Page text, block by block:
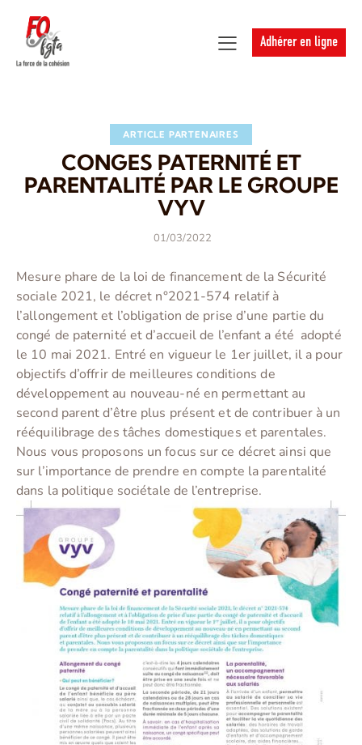
Adhérer en ligne
ARTICLE PARTENAIRES
CONGES PATERNITÉ ET
PARENTALITÉ PAR LE GROUPE
VYV
01/03/2022
Mesure phare de la loi de financement de la Sécurité
sociale 2021, le décret n°2021-574 relatif à
l’allongement et l’obligation de prise d’une partie du
congé de paternité et d’accueil de l’enfant a été adopté
le 10 mai 2021. Entré en vigueur le 1er juillet, il a pour
objectifs d’offrir de meilleures conditions de
développement au nouveau-né en permettant au
second parent d’être plus présent et de contribuer à un
rééquilibrage des tâches domestiques et parentales.
Nous vous proposons un focus sur ce décret ainsi que
sur l’importance de prendre en compte la parentalité
dans la politique sociétale de l’entreprise.